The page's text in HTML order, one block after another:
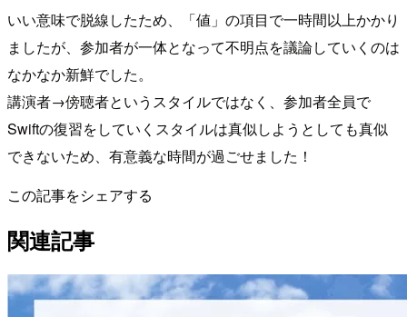
いい意味で脱線したため、「値」の項目で一時間以上かかり
ましたが、参加者が一体となって不明点を議論していくのは
なかなか新鮮でした。
講演者→傍聴者というスタイルではなく、参加者全員で
Swiftの復習をしていくスタイルは真似しようとしても真似
できないため、有意義な時間が過ごせました！
この記事をシェアする
関連記事